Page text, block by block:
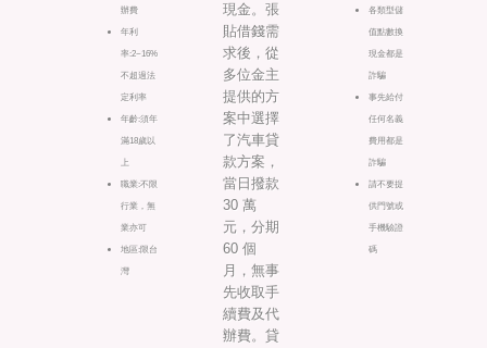
辦費
年利
率:2~16%
不超過法
定利率
年齡:須年
滿18歲以
上
職業:不限
行業，無
業亦可
地區:限台
灣
現金。張
貼借錢需
求後，從
多位金主
提供的方
案中選擇
了汽車貸
款方案，
當日撥款
30 萬
元，分期
60 個
月，無事
先收取手
續費及代
辦費。貸
各類型儲
值點數換
現金都是
詐騙
事先給付
任何名義
費用都是
詐騙
請不要提
供門號或
手機驗證
碼